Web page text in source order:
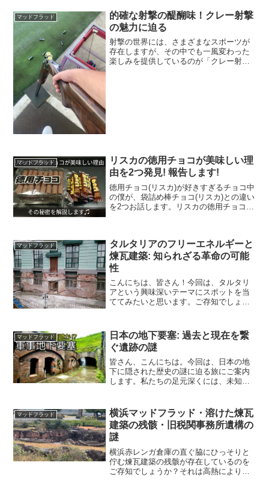
マッドフラッド
的確な射撃の醍醐味！クレー射撃
の魅力に迫る
射撃の世界には、さまざまなスポーツが
存在しますが、その中でも一風変わった
楽しみを提供しているのが「クレー射
マッドフラッド
リスカの徳用チョコが美味しい理
由を2つ発見! 報告します!
徳用チョコ(リスカ)が好きすぎるチョコ中
の僕が、袋詰め棒チョコ(リスカ)との違い
を2つお話します。リスカの徳用チョコが
チョコ溜ま...
マッドフラッド
タルタリアのフリーエネルギーと
煉瓦建築: 知られざる革命の可能
性
こんにちは、皆さん！今回は、タルタリ
アという興味深いテーマにスポットを当
ててみたいと思います。ご存知でしょう
明されていない秘密が隠されていると言
われています。特に、フリ...
マッドフラッド
日本の地下要塞: 過去と現在を繋
ぐ遺跡の謎
皆さん、こんにちは。今回は、日本の地
下に隠された歴史の謎に迫る旅にご案内
します。私たちの足元深くには、未知の
日本の地下要塞の一つ。横須賀に存在す
る軍事地下要塞「千代...
マッドフラッド
横浜マッドフラッド・溶けた煉瓦
建築の残骸・旧税関事務所遺構の
謎
横浜赤レンガ倉庫の直ぐ脇にひっそりと
佇む煉瓦建築の残骸が存在しているのを
ご存知でしょうか？それは高熱によりメ